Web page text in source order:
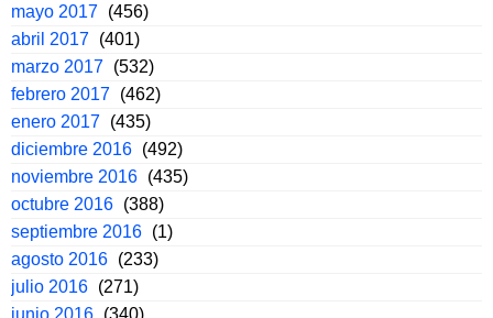
mayo 2017 (456)
abril 2017 (401)
marzo 2017 (532)
febrero 2017 (462)
enero 2017 (435)
diciembre 2016 (492)
noviembre 2016 (435)
octubre 2016 (388)
septiembre 2016 (1)
agosto 2016 (233)
julio 2016 (271)
junio 2016 (340)